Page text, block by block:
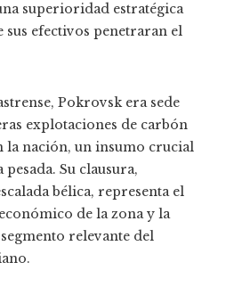
superioridad estratégica
sus efectivos penetraran el
Pokrovsk era sede
explotaciones de carbón
la nación, un insumo crucial
Su clausura,
bélica, representa el
de la zona y la
relevante del